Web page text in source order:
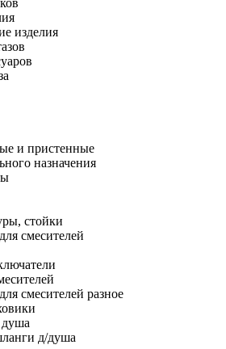
изделия
и пристенные
назначения
стойки
смесителей
смесителей разное
д/душа